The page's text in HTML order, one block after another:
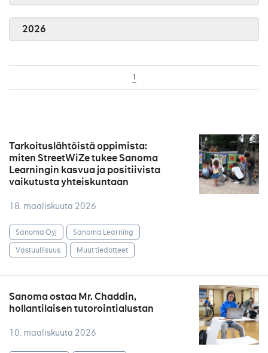
2026
1
Tarkoituslähtöistä oppimista:
miten StreetWiZe tukee Sanoma
Learningin kasvua ja positiivista
vaikutusta yhteiskuntaan
18. maaliskuuta 2026
Sanoma Oyj
Sanoma Learning
Vastuullisuus
Muut tiedotteet
Sanoma ostaa Mr. Chaddin,
hollantilaisen tutorointialustan
10. maaliskuuta 2026